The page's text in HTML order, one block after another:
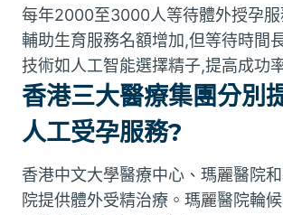
每年2000至3000人等待體外授孕
輔助生育服務名額增加,但等待時間
技術如人工智能選擇精子,提高成功
香港三大醫療集團分別
人工受孕服務?
香港中文大學醫療中心、瑪麗醫院
院提供體外受精治療。瑪麗醫院輪